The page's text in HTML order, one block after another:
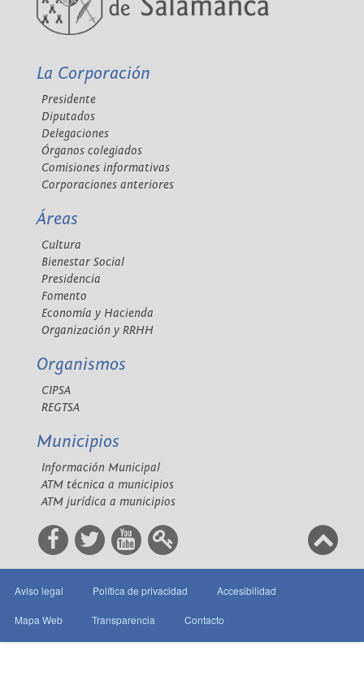
La Corporación
Presidente
Diputados
Delegaciones
Órganos colegiados
Comisiones informativas
Corporaciones anteriores
Áreas
Cultura
Bienestar Social
Presidencia
Fomento
Economía y Hacienda
Organización y RRHH
Organismos
CIPSA
REGTSA
Municipios
Información Municipal
ATM técnica a municipios
ATM jurídica a municipios
Aviso legal Política de privacidad Accesibilidad
Mapa Web Transparencia Contacto